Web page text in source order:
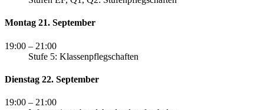
Montag 21. September
19:00 – 21:00
Stufe 5: Klassenpflegschaften
Dienstag 22. September
19:00 – 21:00